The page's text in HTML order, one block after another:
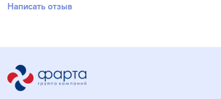
Написать отзыв